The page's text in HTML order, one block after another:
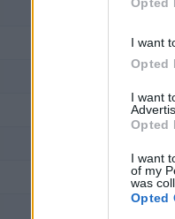
I want
Opted
I want
Opted
I want
of my
was
Opted
2025-06-03
2025-05-13
2025-03-25
2025-02-13
2025-01-20
2025-01-02